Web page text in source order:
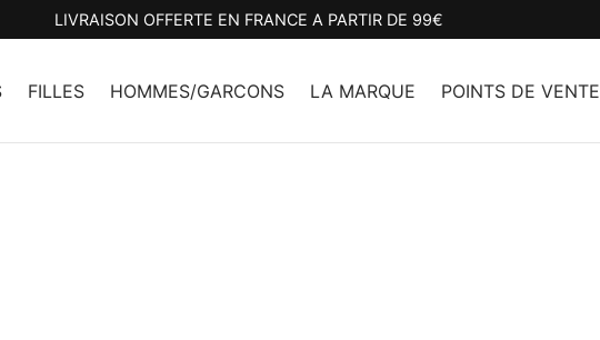
LIVRAISON OFFERTE EN FRANCE A PARTIR DE 99€
FILLES HOMMES/GARCONS LA MARQUE POINTS DE VENTE